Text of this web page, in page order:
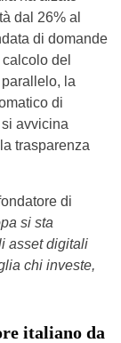
dal 26% al
di domande
del
la
di
avvicina
trasparenza
di
si sta
asset digitali
chi investe,
italiano da